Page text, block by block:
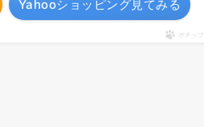
Yahooショッピング見てみる
ポチップ